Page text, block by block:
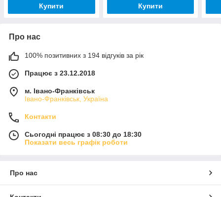
Купити Купити
Про нас
100% позитивних з 194 відгуків за рік
Працює з 23.12.2018
м. Івано-Франківськ
Івано-Франківськ, Україна
Контакти
Сьогодні працює з 08:30 до 18:30
Показати весь графік роботи
Про нас